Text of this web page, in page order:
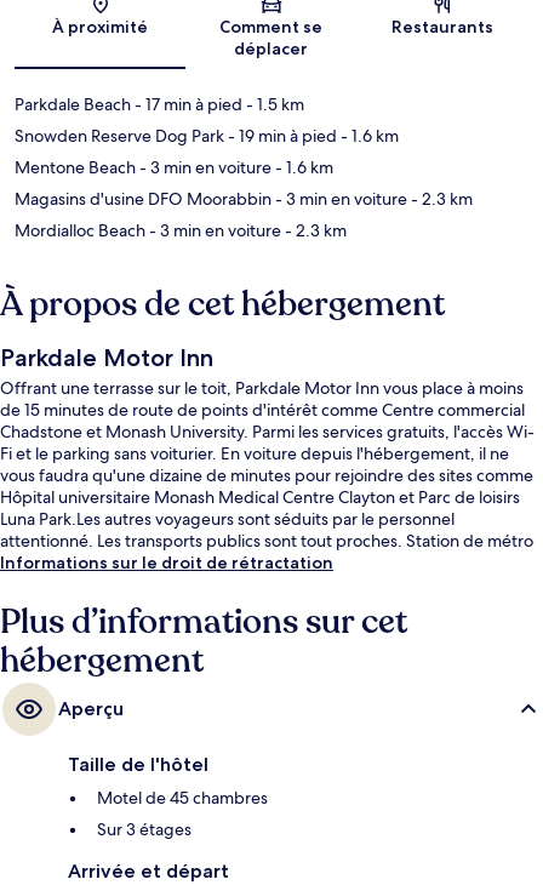
Carte
À proximité
Comment se
déplacer
Restaurants
Parkdale Beach- 17 min à pied - 1.5 km
Snowden Reserve Dog Park- 19 min à pied - 1.6 km
Mentone Beach- 3 min en voiture- 1.6 km
Magasins d'usine DFO Moorabbin- 3 min en voiture- 2.3 km
Mordialloc Beach- 3 min en voiture- 2.3 km
À propos de cet hébergement
Parkdale Motor Inn
Offrant une terrasse sur le toit, Parkdale Motor Inn vous place à moins
de 15 minutes de route de points d'intérêt comme Centre commercial
Chadstone et Monash University. Parmi les services gratuits, l'accès Wi-
Fi et le parking sans voiturier. En voiture depuis l'hébergement, il ne
vous faudra qu'une dizaine de minutes pour rejoindre des sites comme
Hôpital universitaire Monash Medical Centre Clayton et Parc de loisirs
Luna Park.Les autres voyageurs sont séduits par le personnel
attentionné. Les transports publics sont tout proches. Station de métro
Mentone se situe à seulement 7 min à pied.
Informations sur le droit de rétractation
Plus d’informations sur cet
hébergement
Aperçu
Taille de l'hôtel
Motel de 45 chambres
Sur 3 étages
Arrivée et départ